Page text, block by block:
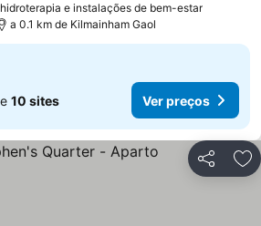
e instalações de bem-estarVer
a 0.1 km de Kilmainham Gaol
10 sites Ver preços
Partilhar